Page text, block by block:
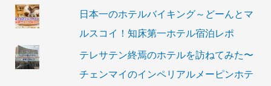
日本一のホテルバイキング～どーんとマ
ルスコイ！知床第一ホテル宿泊レポ
テレサテン終焉のホテルを訪ねてみた〜
チェンマイのインペリアルメーピンホテ